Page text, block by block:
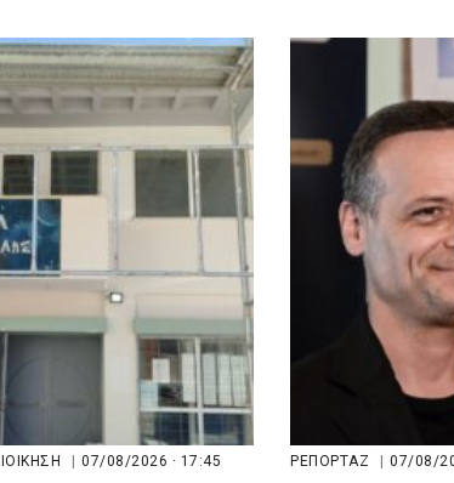
07/08/2026 · 17:45 ΡΕΠΟΡΤΑΖ 07/08/